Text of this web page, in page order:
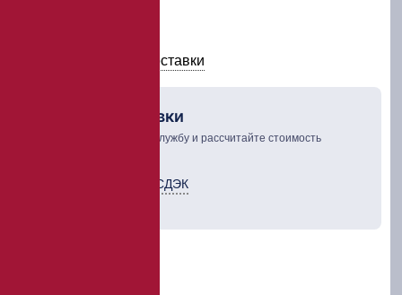
Условия оплаты и доставки
Рассчет доставки
Выберите курьерскую службу и рассчитайте стоимость
Курьерская служба СДЭК